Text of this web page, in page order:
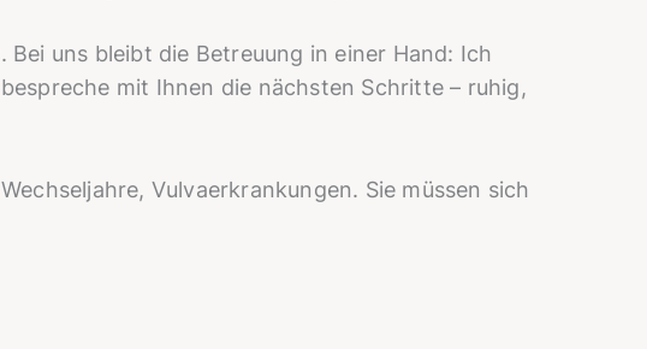
uns bleibt die Betreuung in einer Hand: Ich
mit Ihnen die nächsten Schritte – ruhig,
Vulvaerkrankungen. Sie müssen sich